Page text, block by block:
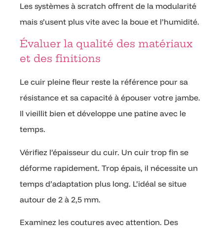
Les systèmes à scratch offrent de la modularité
mais s’usent plus vite avec la boue et l’humidité.
Évaluer la qualité des matériaux
et des finitions
Le cuir pleine fleur reste la référence pour sa
résistance et sa capacité à épouser votre jambe.
Il vieillit bien et développe une patine avec le
temps.
Vérifiez l’épaisseur du cuir. Un cuir trop fin se
déforme rapidement. Trop épais, il nécessite un
temps d’adaptation plus long. L’idéal se situe
autour de 2 à 2,5 mm.
Examinez les coutures avec attention. Des